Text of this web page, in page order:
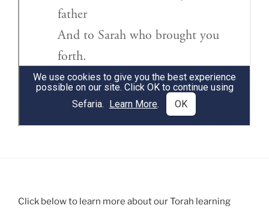
Click below to learn more about our Torah learning